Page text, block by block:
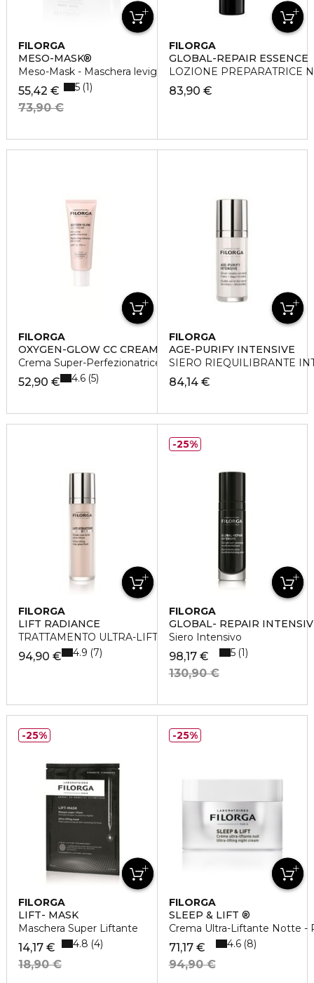
FILORGA
MESO-MASK®
Meso-Mask - Maschera levigante luminescente.
55,42 €
73,90 €
5 1
FILORGA
GLOBAL-REPAIR ESSENCE
LOZIONE PREPARATRICE
83,90 €
FILORGA
OXYGEN-GLOW CC CREAM
Crema Super-Perfezionatrice Illuminante
52,90 € 4.6 5
FILORGA
AGE-PURIFY INTENSIVE
SIERO RIEQUILIBRANTE
84,14 €
FILORGA
LIFT RADIANCE
TRATTAMENTO ULTRA-LIFTANTE COLORITO ROSEO
94,90 € 4.9 7
FILORGA
GLOBAL- REPAIR
Siero Intensivo
98,17 €
130,90 €
5 1
25%
FILORGA
LIFT- MASK
Maschera Super Liftante
14,17 €
18,90 €
4.8 4
25%
FILORGA
SLEEP & LIFT ®
Crema Ultra-Liftante Notte -
71,17 €
94,90 €
4.6 8
25%